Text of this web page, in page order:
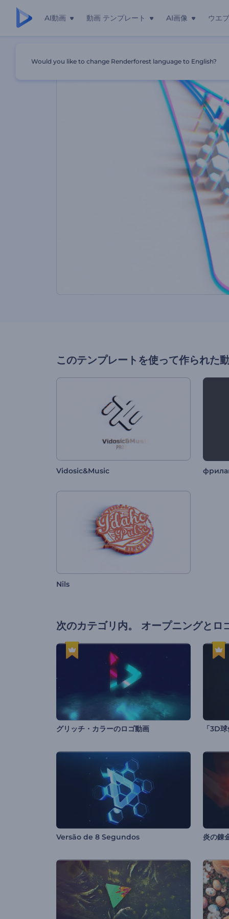
AI動画 動画 テンプレート AI画像 ウエ
このテンプレートを使って作られた
Vidosic&Music
Nils
次のカテゴリ内。 オープニングとロ
グリッチ・カラーのロゴ動画 「3D
Versão de 8 Segundos 炎の錬
Would you like to change Renderforest language to English?